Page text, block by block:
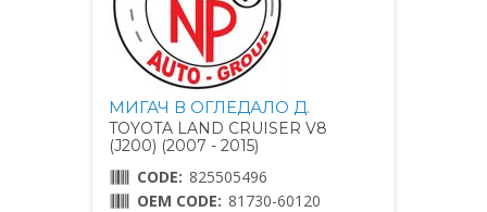
МИГАЧ В ОГЛЕДАЛО Д.
TOYOTA LAND CRUISER V8
(J200) (2007 - 2015)
CODE: 825505496
OEM CODE: 81730-60120